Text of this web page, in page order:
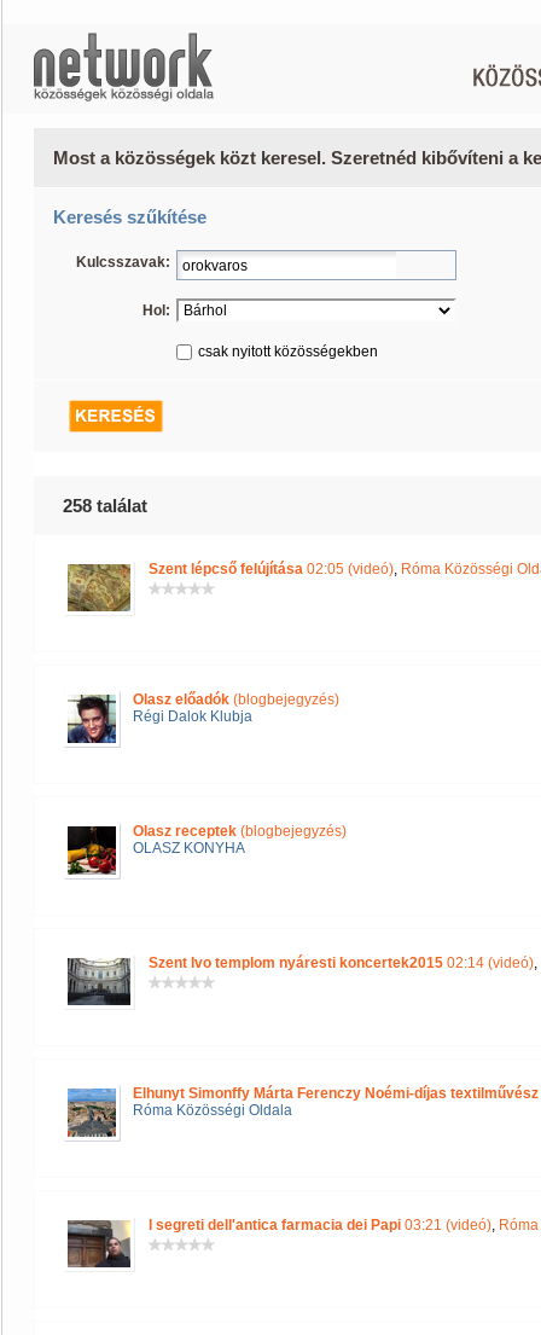
Most a közösségek közt keresel. Szeretnéd kibővíteni a
Keresés szűkítése
Kulcsszavak:
Hol:
csak nyitott közösségekben
258 találat
Szent lépcső felújítása 02:05 (videó), Róma Közösségi
Olasz előadók (blogbejegyzés)
Régi Dalok Klubja
Olasz receptek (blogbejegyzés)
OLASZ KONYHA
Szent Ivo templom nyáresti koncertek2015 02:14 (videó),
Elhunyt Simonffy Márta Ferenczy Noémi-díjas textilművész
Róma Közösségi Oldala
I segreti dell'antica farmacia dei Papi 03:21 (videó),